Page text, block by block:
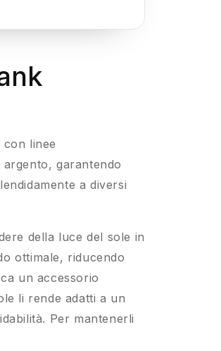
linee
garantendo
a diversi
della luce del sole in
ottimale, riducendo
un accessorio
li rende adatti a un
Per mantenerli